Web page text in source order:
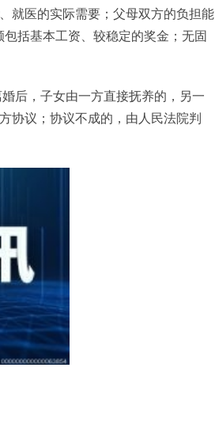
就医的实际需要；父母双方的负担能
括基本工资、较稳定的奖金；无固
后，子女由一方直接抚养的，另一
协议；协议不成的，由人民法院判